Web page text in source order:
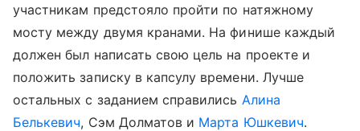
участникам предстояло пройти по натяжному
мосту между двумя кранами. На финише каждый
должен был написать свою цель на проекте и
положить записку в капсулу времени. Лучше
остальных с заданием справились Алина
Белькевич, Сэм Долматов и Марта Юшкевич.